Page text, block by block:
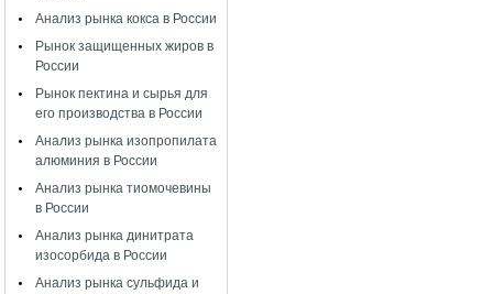
Анализ рынка кокса в России
Рынок защищенных жиров в
России
Рынок пектина и сырья для
его производства в России
Анализ рынка изопропилата
алюминия в России
Анализ рынка тиомочевины
в России
Анализ рынка динитрата
изосорбида в России
Анализ рынка сульфида и